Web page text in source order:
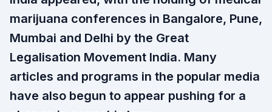
marijuana conferences in Bangalore, Pune,
Mumbai and Delhi by the Great
Legalisation Movement India. Many
articles and programs in the popular media
have also begun to appear pushing for a